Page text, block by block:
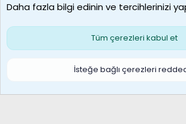
Çerezler
S
Daha fazla bilgi edinin ve tercihlerinizi
Tüm çerezleri kabul et
İsteğe bağlı çerezleri